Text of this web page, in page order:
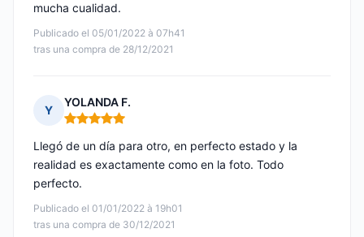
Publicado el 05/01/2022 à 07h41
tras una compra de 28/12/2021
mucha cualidad.
Y
YOLANDA F.
Nota: 5 de 5
Publicado el 01/01/2022 à 19h01
tras una compra de 30/12/2021
Llegó de un día para otro, en perfecto estado y la
realidad es exactamente como en la foto. Todo
perfecto.